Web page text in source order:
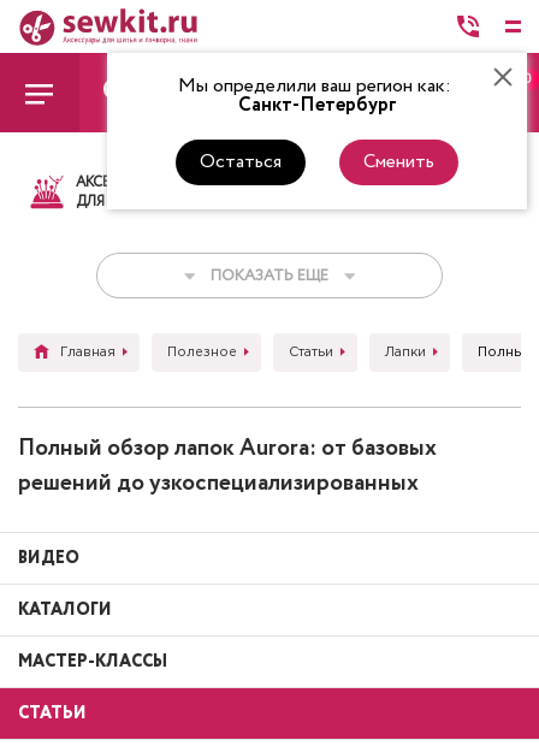
Мы определили ваш регион как:
Санкт-Петербург
Остаться Сменить
0
АКСЕССУАРЫ
ДЛЯ ШИТЬЯ
ТКАНИ НИТКИ
ПОКАЗАТЬ ЕЩЕ
Главная Полезное Статьи Лапки Полный
Полный обзор лапок Aurora: от базовых
решений до узкоспециализированных
ВИДЕО
КАТАЛОГИ
МАСТЕР-КЛАССЫ
СТАТЬИ